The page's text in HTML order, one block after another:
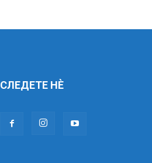
СЛЕДЕТЕ НÈ